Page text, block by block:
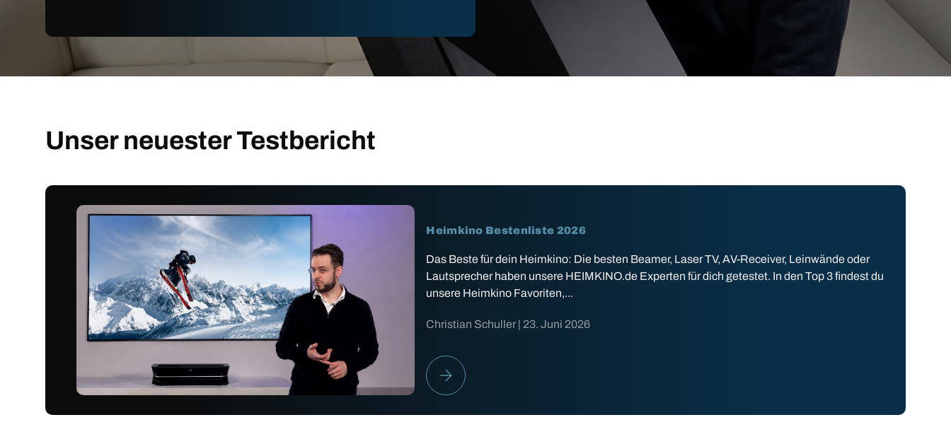
Unser neuester Testbericht
Heimkino Bestenliste 2026
Das Beste für dein Heimkino: Die besten Beamer, Laser TV, AV-Receiver, Leinwände oder
Lautsprecher haben unsere HEIMKINO.de Experten für dich getestet. In den Top 3 findest du
unsere Heimkino Favoriten,...
Christian Schuller | 23. Juni 2026
HEIMKINO BESTENLISTE 2026